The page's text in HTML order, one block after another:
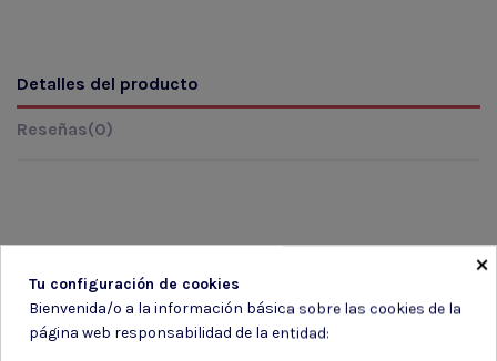
Detalles del producto
Reseñas(0)
Marca
×
Tu configuración de cookies
Bienvenida/o a la información básica sobre las cookies de la
página web responsabilidad de la entidad: